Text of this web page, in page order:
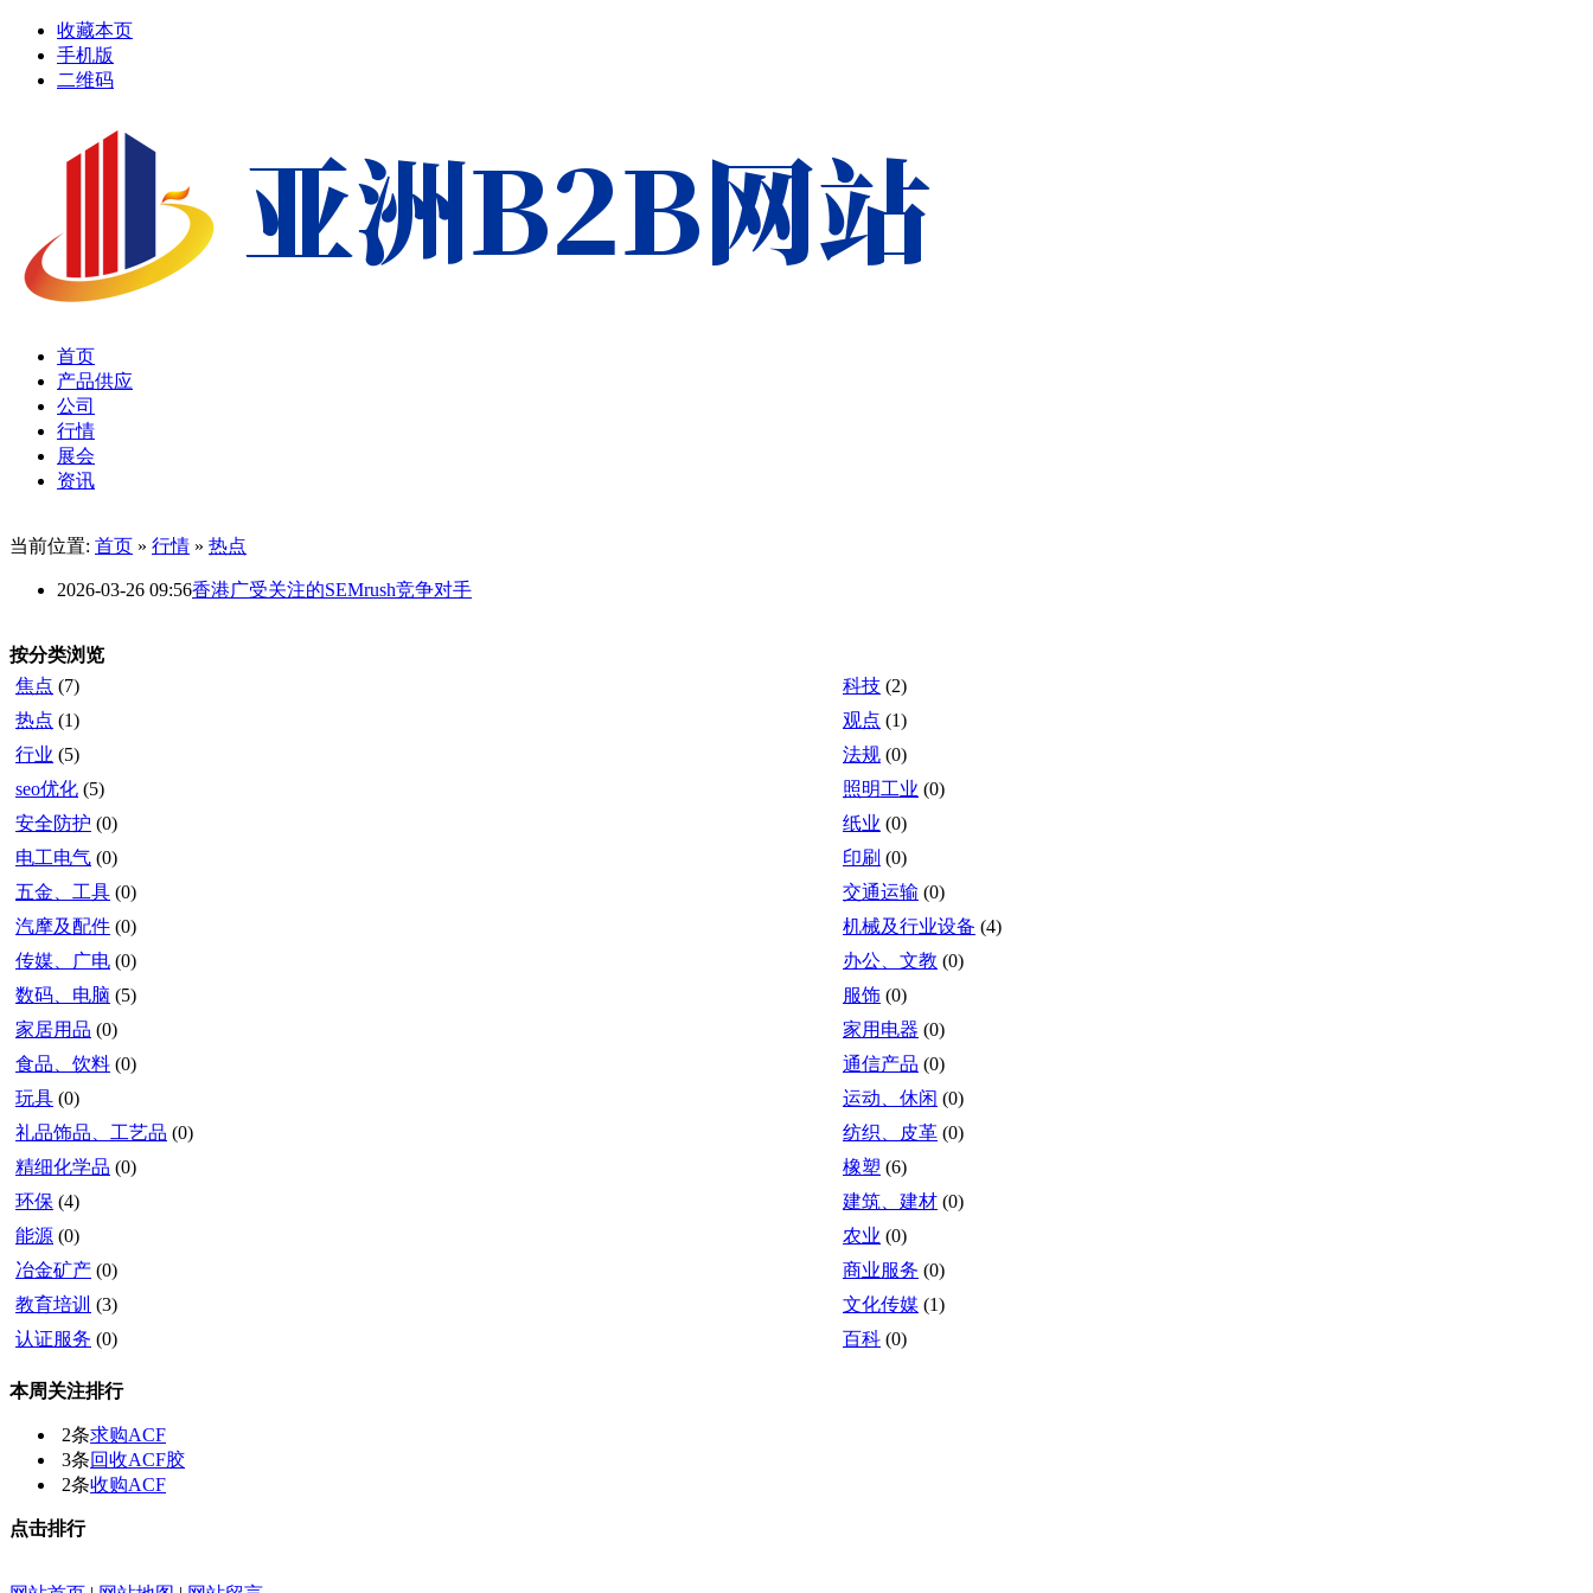
收藏本页
手机版
二维码
首页
产品供应
公司
行情
展会
资讯
当前位置: 首页 » 行情 » 热点
2026-03-26 09:56香港广受关注的SEMrush竞争对手
按分类浏览
焦点 (7) 科技 (2)
热点 (1) 观点 (1)
行业 (5) 法规 (0)
seo优化 (5) 照明工业 (0)
安全防护 (0) 纸业 (0)
电工电气 (0) 印刷 (0)
五金、工具 (0) 交通运输 (0)
汽摩及配件 (0) 机械及行业设备 (4)
传媒、广电 (0) 办公、文教 (0)
数码、电脑 (5) 服饰 (0)
家居用品 (0) 家用电器 (0)
食品、饮料 (0) 通信产品 (0)
玩具 (0) 运动、休闲 (0)
礼品饰品、工艺品 (0) 纺织、皮革 (0)
精细化学品 (0) 橡塑 (6)
环保 (4) 建筑、建材 (0)
能源 (0) 农业 (0)
冶金矿产 (0) 商业服务 (0)
教育培训 (3) 文化传媒 (1)
认证服务 (0) 百科 (0)
本周关注排行
2条求购ACF
3条回收ACF胶
2条收购ACF
点击排行